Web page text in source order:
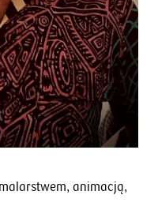
animacją,